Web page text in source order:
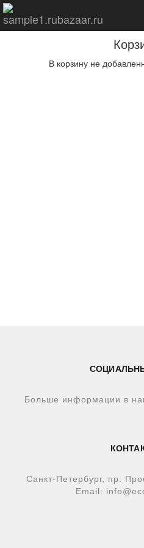
В корзину не
Больше информации в
Санкт-Петербург, пр.
Email: